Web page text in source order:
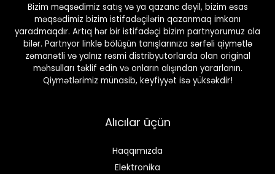
Bizim məqsədimiz satış və ya qazanc deyil, bizim əsas
məqsədimiz bizim istifadəçilərin qazanmaq imkanı
yaradmaqdır. Artıq hər bir istifadəçi bizim partnyorumuz ola
bilər. Partnyor linklə bölüşün tanışlarınıza sərfəli qiymətlə
zəmanətli və yalnız rəsmi distribyutorlarda olan original
məhsulları təklif edin və onların alışından yararlanın.
Qiymətlərimiz münasib, keyfiyyət isə yüksəkdir!
Alıcılar üçün
Haqqımızda
Elektronika